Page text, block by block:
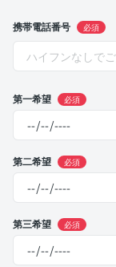
携帯電話番号 必須
第一希望 必須
第二希望 必須
第三希望 必須